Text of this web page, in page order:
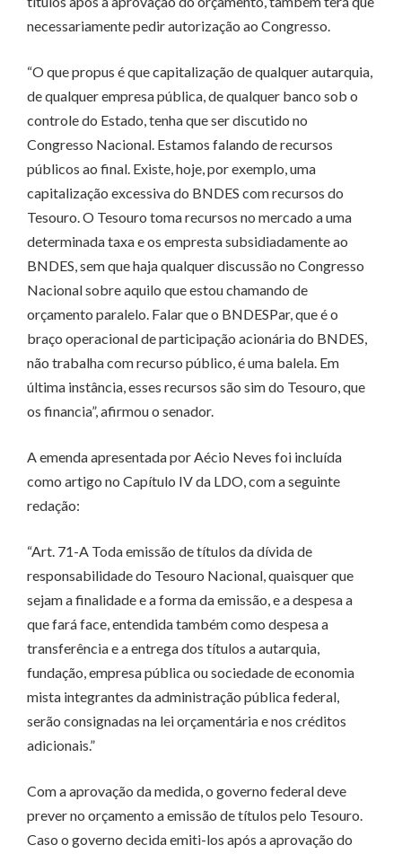
necessariamente pedir autorização ao Congresso.
“O que propus é que capitalização de qualquer autarquia,
de qualquer empresa pública, de qualquer banco sob o
controle do Estado, tenha que ser discutido no
Congresso Nacional. Estamos falando de recursos
públicos ao final. Existe, hoje, por exemplo, uma
capitalização excessiva do BNDES com recursos do
Tesouro. O Tesouro toma recursos no mercado a uma
determinada taxa e os empresta subsidiadamente ao
BNDES, sem que haja qualquer discussão no Congresso
Nacional sobre aquilo que estou chamando de
orçamento paralelo. Falar que o BNDESPar, que é o
braço operacional de participação acionária do BNDES,
não trabalha com recurso público, é uma balela. Em
última instância, esses recursos são sim do Tesouro, que
os financia”, afirmou o senador.
A emenda apresentada por Aécio Neves foi incluída
como artigo no Capítulo IV da LDO, com a seguinte
redação:
“Art. 71-A Toda emissão de títulos da dívida de
responsabilidade do Tesouro Nacional, quaisquer que
sejam a finalidade e a forma da emissão, e a despesa a
que fará face, entendida também como despesa a
transferência e a entrega dos títulos a autarquia,
fundação, empresa pública ou sociedade de economia
mista integrantes da administração pública federal,
serão consignadas na lei orçamentária e nos créditos
adicionais.”
Com a aprovação da medida, o governo federal deve
prever no orçamento a emissão de títulos pelo Tesouro.
Caso o governo decida emiti-los após a aprovação do